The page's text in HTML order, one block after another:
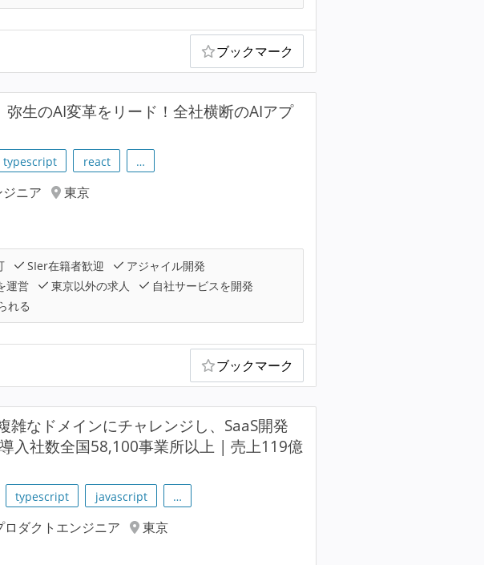
ブックマーク
弥生のAI変革をリード！全社横断のAIアプ
typescript react …
ニア
東京
SIer在籍者歓迎
アジャイル開発
運営 東京以外の求人
自社サービスを開発
れる
ブックマーク
雑なドメインにチャレンジし、SaaS開発
入社数全国58,100事業所以上 | 売上119億
typescript javascript …
ダクトエンジニア
東京